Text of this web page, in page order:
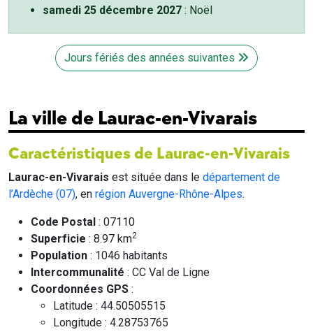
samedi 25 décembre 2027 : Noël
Jours fériés des années suivantes
La ville de Laurac-en-Vivarais
Caractéristiques de Laurac-en-Vivarais
Laurac-en-Vivarais est située dans le département de
l’Ardèche (07), en région Auvergne-Rhône-Alpes.
Code Postal : 07110
Superficie : 8.97 km2
Population : 1046 habitants
Intercommunalité : CC Val de Ligne
Coordonnées GPS :
Latitude : 44.50505515
Longitude : 4.28753765